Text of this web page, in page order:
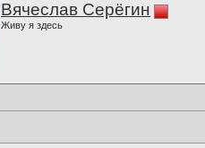
Вячеслав Серёгин
Живу я здесь